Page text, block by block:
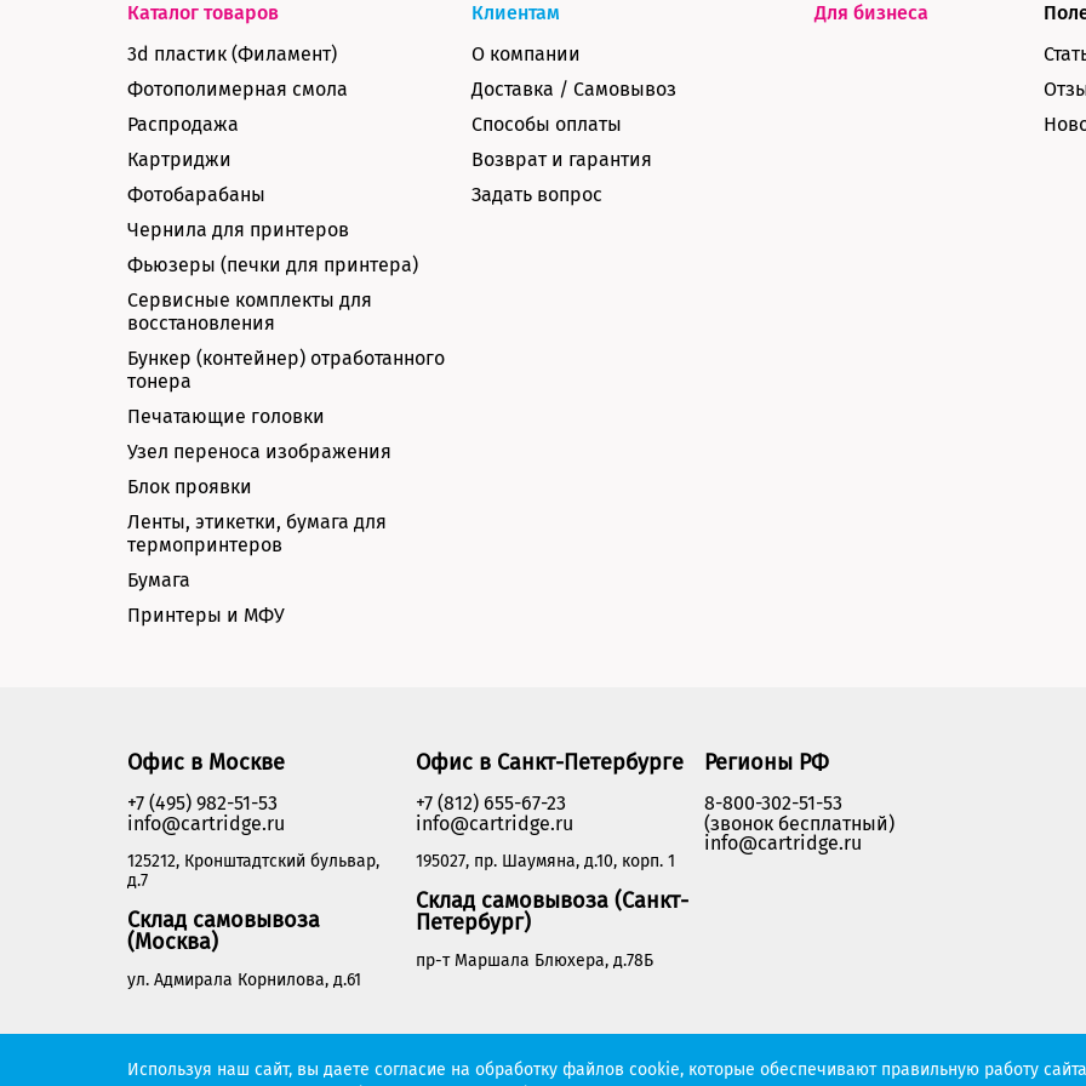
Каталог товаров
3d пластик (Филамент)
Фотополимерная смола
Распродажа
Картриджи
Фотобарабаны
Чернила для принтеров
Фьюзеры (печки для принтера)
Сервисные комплекты для
восстановления
Бункер (контейнер) отработанного
тонера
Печатающие головки
Узел переноса изображения
Блок проявки
Ленты, этикетки, бумага для
термопринтеров
Бумага
Принтеры и МФУ
Клиентам
О компании
Доставка / Самовывоз
Способы оплаты
Возврат и гарантия
Задать вопрос
Для бизнеса
Офис в Москве
+7 (495) 982-51-53
info@cartridge.ru
125212, Кронштадтский бульвар,
д.7
Склад самовывоза
(Москва)
ул. Адмирала Корнилова, д.61
Офис в Санкт-Петербурге
+7 (812) 655-67-23
info@cartridge.ru
195027, пр. Шаумяна, д.10, корп. 1
Склад самовывоза (Санкт-
Петербург)
пр-т Маршала Блюхера, д.78Б
Регионы РФ
8-800-302-51-53
(звонок бесплатный)
info@cartridge.ru
Cartridge.ru 2012-2026. Все права защищены Политика конфиденциальности
Используя наш сайт, вы даете согласие на обработку файлов cookie, которые обеспечивают правильную работу